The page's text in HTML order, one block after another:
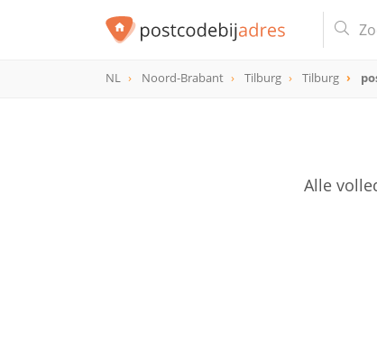
NL Noord-Brabant Tilburg Tilburg
Alle